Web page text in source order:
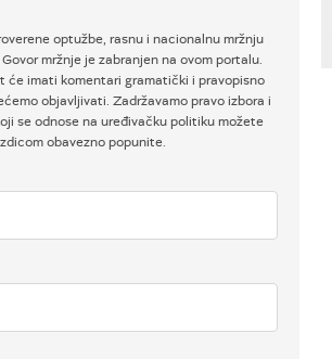
optužbe, rasnu i nacionalnu mržnju
mržnje je zabranjen na ovom portalu.
će imati komentari gramatički i pravopisno
objavljivati. Zadržavamo pravo izbora i
se odnose na uređivačku politiku možete
obavezno popunite.